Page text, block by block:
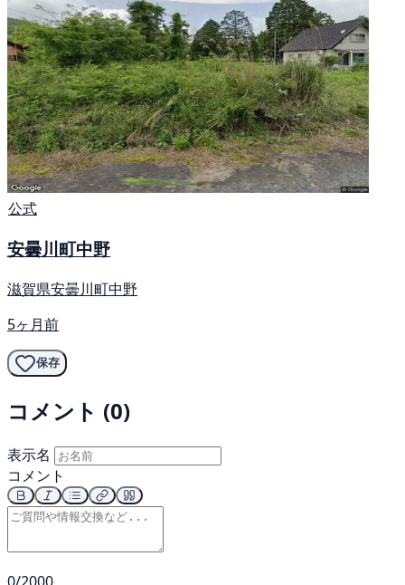
公式
安曇川町中野
滋賀県安曇川町中野
5ヶ月前
保存
コメント (0)
表示名
コメント